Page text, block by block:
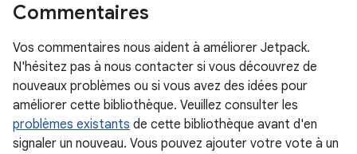
Commentaires
Vos commentaires nous aident à améliorer Jetpack.
N'hésitez pas à nous contacter si vous découvrez de
nouveaux problèmes ou si vous avez des idées pour
améliorer cette bibliothèque. Veuillez consulter les
problèmes existants de cette bibliothèque avant d'en
signaler un nouveau. Vous pouvez ajouter votre vote à un